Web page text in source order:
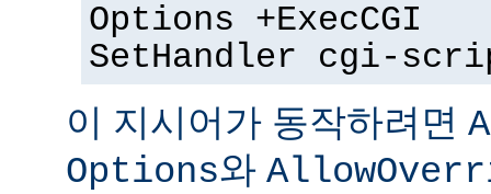
Options +ExecCGI
SetHandler cgi-
이 지시어가 동작하려면
Options와